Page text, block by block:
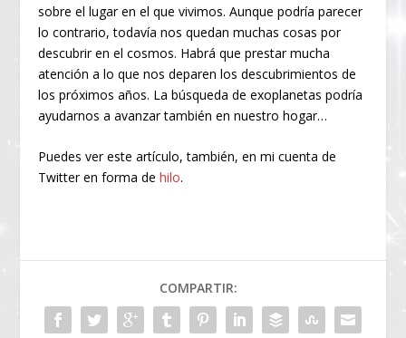
sobre el lugar en el que vivimos. Aunque podría parecer
lo contrario, todavía nos quedan muchas cosas por
descubrir en el cosmos. Habrá que prestar mucha
atención a lo que nos deparen los descubrimientos de
los próximos años. La búsqueda de exoplanetas podría
ayudarnos a avanzar también en nuestro hogar…
Puedes ver este artículo, también, en mi cuenta de
Twitter en forma dehilo.
COMPARTIR: